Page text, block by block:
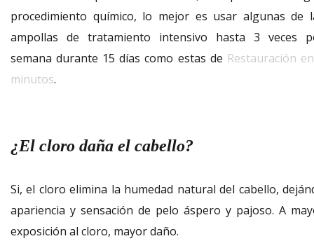
procedimiento químico, lo mejor es usar algunas de
ampollas de tratamiento intensivo hasta 3 veces
semana durante 15 días como estas de Restauración
minutos.
¿El cloro daña el cabello?
Si, el cloro elimina la humedad natural del cabello,
apariencia y sensación de pelo áspero y pajoso. A
exposición al cloro, mayor daño.